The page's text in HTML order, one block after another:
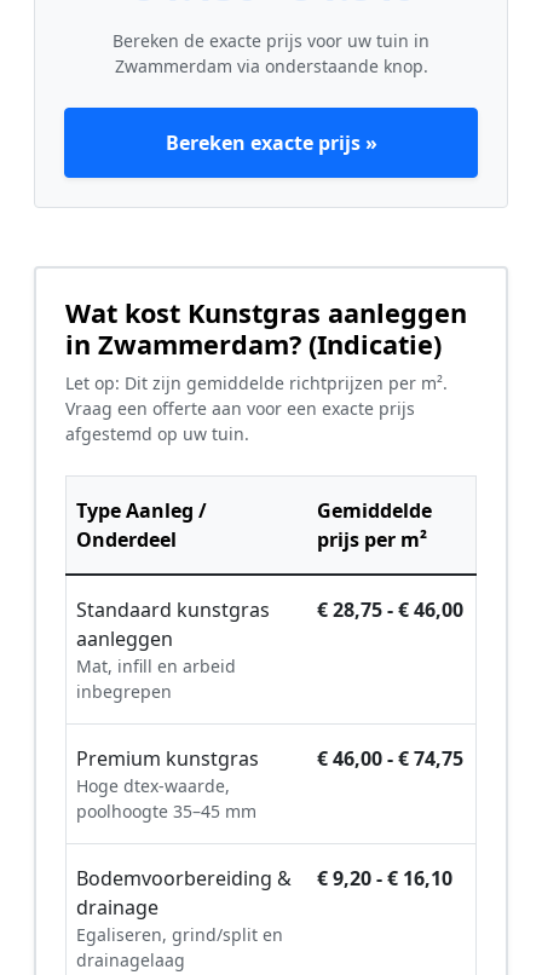
Bereken de exacte prijs voor uw tuin in
Zwammerdam via onderstaande knop.
Bereken exacte prijs »
Wat kost Kunstgras aanleggen
in Zwammerdam? (Indicatie)
Let op: Dit zijn gemiddelde richtprijzen per m².
Vraag een offerte aan voor een exacte prijs
afgestemd op uw tuin.
Type Aanleg /
Onderdeel
Gemiddelde
prijs per m²
Standaard kunstgras
aanleggen
Mat, infill en arbeid
inbegrepen
€ 28,75 - € 46,00
Premium kunstgras
Hoge dtex-waarde,
poolhoogte 35–45 mm
€ 46,00 - € 74,75
Bodemvoorbereiding &
drainage
Egaliseren, grind/split en
drainagelaag
€ 9,20 - € 16,10